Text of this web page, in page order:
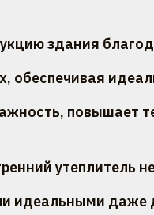
здания
обеспечивая
повышает
утеплитель
идеальными